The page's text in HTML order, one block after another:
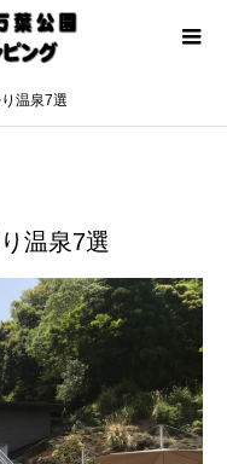
温泉7選
温泉7選